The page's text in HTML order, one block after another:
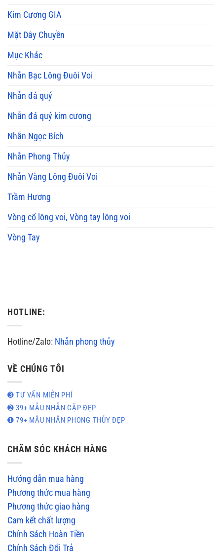
Kim Cương GIA
Mặt Dây Chuyền
Mục Khác
Nhẫn Bạc Lông Đuôi Voi
Nhẫn đá quý
Nhẫn đá quý kim cương
Nhẫn Ngọc Bích
Nhẫn Phong Thủy
Nhẫn Vàng Lông Đuôi Voi
Trầm Hương
Vòng cổ lông voi, Vòng tay lông voi
Vòng Tay
HOTLINE:
Hotline/Zalo: Nhẫn phong thủy
VỀ CHÚNG TÔI
➌ TƯ VẤN MIỄN PHÍ
➋ 39+ MẪU NHẪN CẶP ĐẸP
➊ 79+ MẪU NHẪN PHONG THỦY ĐẸP
CHĂM SÓC KHÁCH HÀNG
Hướng dẫn mua hàng
Phương thức mua hàng
Phương thức giao hàng
Cam kết chất lượng
Chính Sách Hoàn Tiền
Chính Sách Đổi Trả